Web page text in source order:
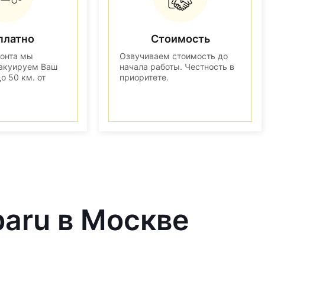
мы
Ваш
50 км. от
Стоимость
Озвучиваем стоимость до
начала работы. Честность в
приоритете.
в Москве